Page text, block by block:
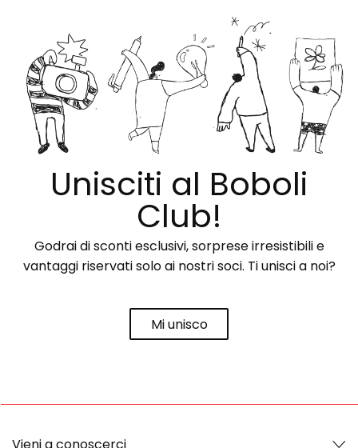
Unisciti al Boboli
Club!
Godrai di sconti esclusivi, sorprese irresistibili e
vantaggi riservati solo ai nostri soci. Ti unisci a noi?
Mi unisco